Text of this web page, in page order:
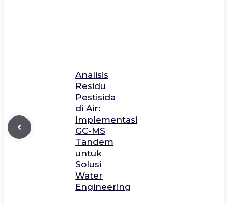
Analisis
Residu
Pestisida
di Air:
Implementasi
GC-MS
Tandem
untuk
Solusi
Water
Engineering